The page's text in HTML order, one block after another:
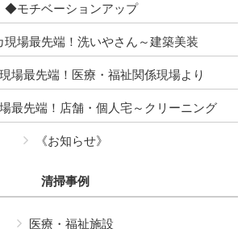
◆モチベーションアップ
場最先端！洗いやさん～建築美装
場最先端！医療・福祉関係現場より
最先端！店舗・個人宅～クリーニング
《お知らせ》
清掃事例
医療・福祉施設